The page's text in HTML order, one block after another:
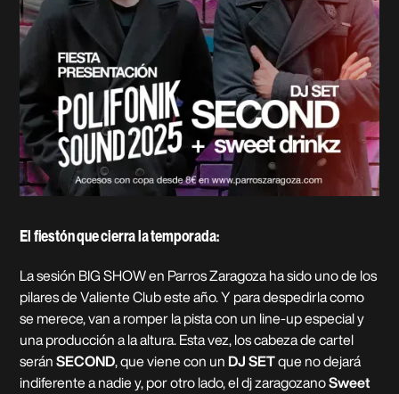
El fiestón que cierra la temporada:
La sesión BIG SHOW en Parros Zaragoza ha sido uno de los
pilares de Valiente Club este año. Y para despedirla como
se merece, van a romper la pista con un line-up especial y
una producción a la altura. Esta vez, los cabeza de cartel
seránSECOND , que viene con un DJ SETque no dejará
indiferente a nadie y, por otro lado, el dj zaragozanoSweet